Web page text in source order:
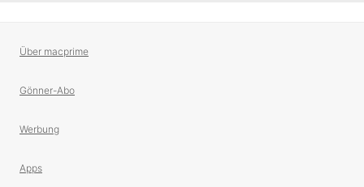
Über macprime
Gönner-Abo
Werbung
Apps